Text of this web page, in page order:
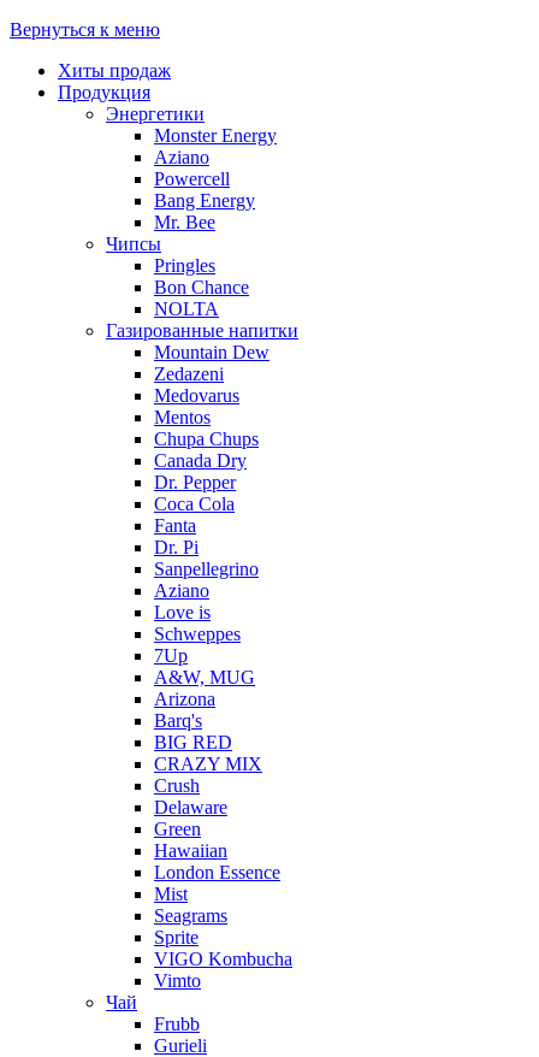
Вернуться к меню
Хиты продаж
Продукция
Энергетики
Monster Energy
Aziano
Powercell
Bang Energy
Mr. Bee
Чипсы
Pringles
Bon Chance
NOLTA
Газированные напитки
Mountain Dew
Zedazeni
Medovarus
Mentos
Chupa Chups
Canada Dry
Dr. Pepper
Coca Cola
Fanta
Dr. Pi
Sanpellegrino
Aziano
Love is
Schweppes
7Up
A&W, MUG
Arizona
Barq's
BIG RED
CRAZY MIX
Crush
Delaware
Green
Hawaiian
London Essence
Mist
Seagrams
Sprite
VIGO Kombucha
Vimto
Чай
Frubb
Gurieli